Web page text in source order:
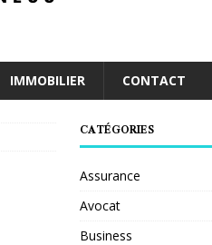
IMMOBILIER CONTACT
CATÉGORIES
Assurance
Avocat
Business